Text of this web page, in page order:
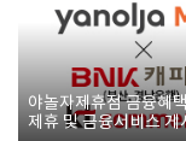
야놀자제휴점 금융혜
제휴 및 금융서비스 게